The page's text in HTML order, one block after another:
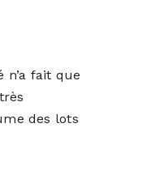
n’a fait que
des lots